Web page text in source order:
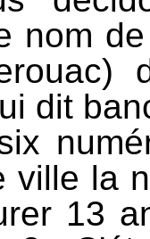
nom
dit
ville la
13